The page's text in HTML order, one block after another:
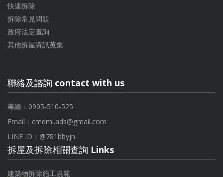
快速拆除
拆除常見問題
政府法定查詢
其他拆屋資訊蒐集
聯絡及諮詢 contact with us
專線：0905-510-525
Email： cmdml.ads@gmail.com
LINE ID： @781bbyjn
拆屋及拆除相關查詢 Links
建築物拆除施工規範